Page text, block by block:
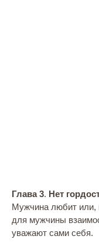
Глава 3. Нет
Мужчина любит или,
для мужчины
уважают сами себя.